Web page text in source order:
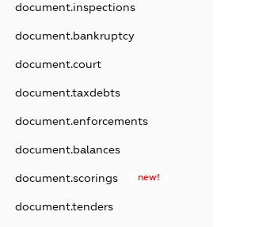
document.inspections
document.bankruptcy
document.court
document.taxdebts
document.enforcements
document.balances
document.scorings new!
document.tenders